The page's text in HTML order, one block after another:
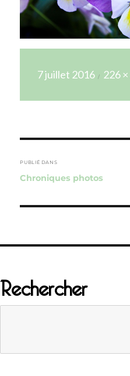
le
7 juillet 2016
réelle
226
de
l’article
PUBLIÉ DANS
Chroniques photos
Rechercher